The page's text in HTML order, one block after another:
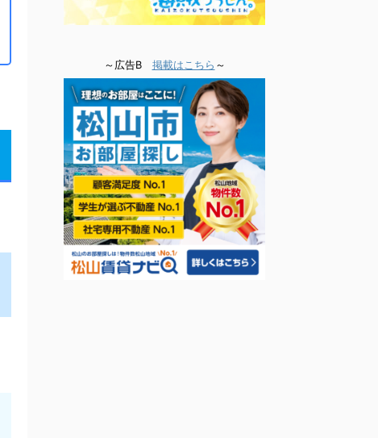
～広告B 掲載はこちら ～